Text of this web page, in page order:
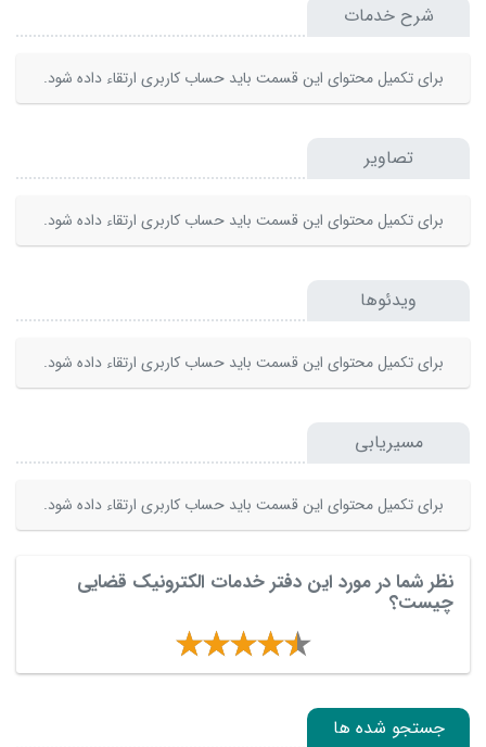
شرح خدمات
برای تکمیل محتوای این قسمت باید حساب کاربری ارتقاء داده شود.
تصاویر
برای تکمیل محتوای این قسمت باید حساب کاربری ارتقاء داده شود.
ویدئوها
برای تکمیل محتوای این قسمت باید حساب کاربری ارتقاء داده شود.
مسیریابی
برای تکمیل محتوای این قسمت باید حساب کاربری ارتقاء داده شود.
نظر شما در مورد این دفتر خدمات الکترونیک قضایی
چیست؟
جستجو شده ها